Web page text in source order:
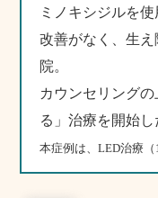
ミノキシジルを使
改善がなく、生
院。
カウンセリング
る」治療を開始し
本症例は、LED治療（